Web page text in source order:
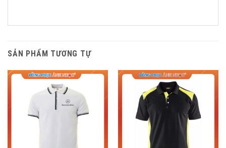
SẢN PHẨM TƯƠNG TỰ